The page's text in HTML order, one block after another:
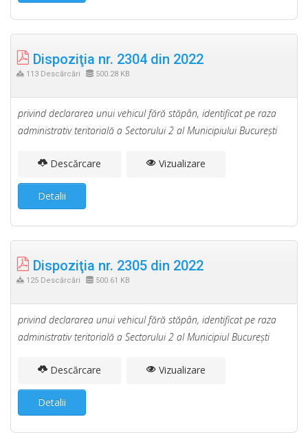
Dispoziţia nr. 2304 din 2022
113 Descărcări 500.28 KB
privind declararea unui vehicul fără stăpân, identificat pe raza
administrativ teritorială a Sectorului 2 al Municipiului Bucureşti
Descărcare Vizualizare
Detalii
Dispoziţia nr. 2305 din 2022
125 Descărcări 500.61 KB
privind declararea unui vehicul fără stăpân, identificat pe raza
administrativ teritorială a Sectorului 2 al Municipiul Bucureşti
Descărcare Vizualizare
Detalii